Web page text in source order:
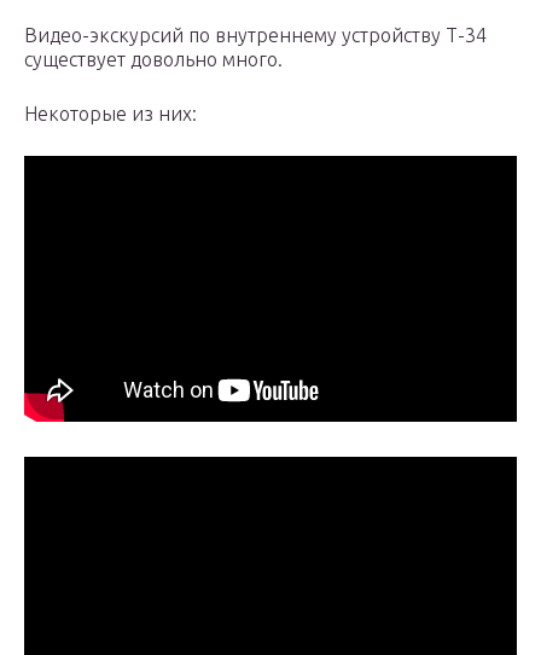
Видео-экскурсий по внутреннему устройству Т-34
существует довольно много.
Некоторые из них: